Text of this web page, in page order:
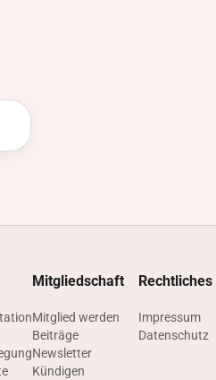
Mitgliedschaft
Mitglied werden
Beiträge
Newsletter
Kündigen
Rechtliches
Impressum
Datenschutz